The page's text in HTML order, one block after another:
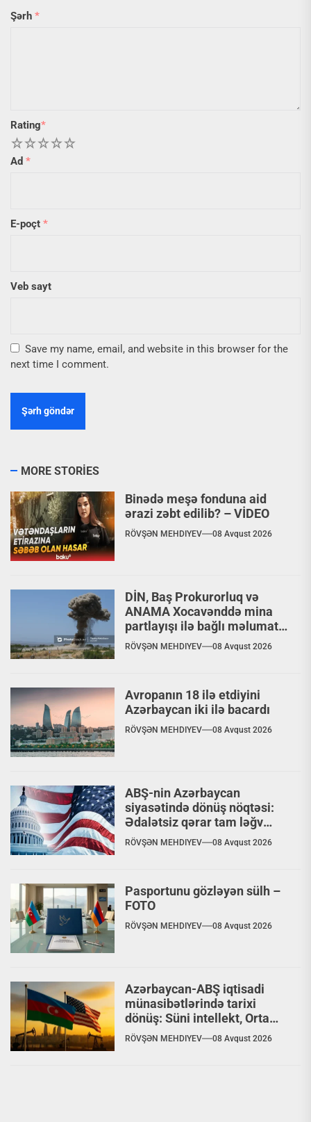
Şərh *
Rating*
5
4
3
2
Ad *
E-poçt *
Veb sayt
Save my name, email, and website in this browser for the
next time I comment.
MORE STORIES
Binədə meşə fonduna aid
ərazi zəbt edilib? – VİDEO
RÖVŞƏN MEHDIYEV 08 Avqust 2026
DİN, Baş Prokurorluq və
ANAMA Xocavənddə mina
partlayışı ilə bağlı məlumat
yaydılar
RÖVŞƏN MEHDIYEV 08 Avqust 2026
Avropanın 18 ilə etdiyini
Azərbaycan iki ilə bacardı
RÖVŞƏN MEHDIYEV 08 Avqust 2026
ABŞ-nin Azərbaycan
siyasətində dönüş nöqtəsi:
Ədalətsiz qərar tam ləğv
ediləcəkmi?
RÖVŞƏN MEHDIYEV 08 Avqust 2026
Pasportunu gözləyən sülh –
FOTO
RÖVŞƏN MEHDIYEV 08 Avqust 2026
Azərbaycan-ABŞ iqtisadi
münasibətlərində tarixi
dönüş: Süni intellekt, Orta
Dəhliz və nəhəng
investisiyalar
RÖVŞƏN MEHDIYEV 08 Avqust 2026